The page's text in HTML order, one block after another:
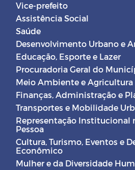
Vice-prefeito
Assistência Social
Saúde
Desenvolvimento Urbano e
Educação, Esporte e Lazer
Procuradoria Geral do
Meio Ambiente e Agricultura
Finanças, Administração e
Transportes e Mobilidade
Representação Institucional
Pessoa
Cultura, Turismo, Eventos e
Econômico
Mulher e da Diversidade